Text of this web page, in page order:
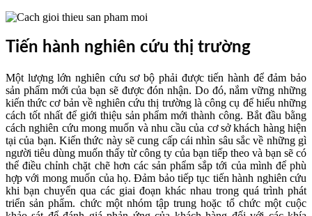
Tiến hành nghiên cứu thị trường
Một lượng lớn nghiên cứu sơ bộ phải được tiến hành để đảm bảo
sản phẩm mới của bạn sẽ được đón nhận. Do đó, nắm vững những
kiến ​​thức cơ bản về nghiên cứu thị trường là công cụ để hiểu những
cách tốt nhất để giới thiệu sản phẩm mới thành công. Bắt đầu bằng
cách nghiên cứu mong muốn và nhu cầu của cơ sở khách hàng hiện
tại của bạn. Kiến thức này sẽ cung cấp cái nhìn sâu sắc về những gì
người tiêu dùng muốn thấy từ công ty của bạn tiếp theo và bạn sẽ có
thể điều chỉnh chặt chẽ hơn các sản phẩm sắp tới của mình để phù
hợp với mong muốn của họ. Đảm bảo tiếp tục tiến hành nghiên cứu
khi bạn chuyển qua các giai đoạn khác nhau trong quá trình phát
triển sản phẩm. chức một nhóm tập trung hoặc tổ chức một cuộc